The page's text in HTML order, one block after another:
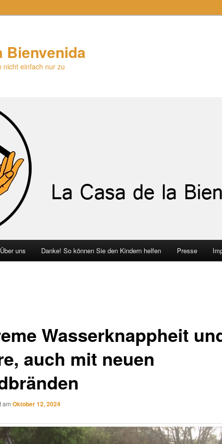
Bienvenida
nicht einfach nur zu
uns Danke! So können Sie den Kindern helfen Presse
Wasserknappheit
auch mit neuen
am Oktober 12, 2024